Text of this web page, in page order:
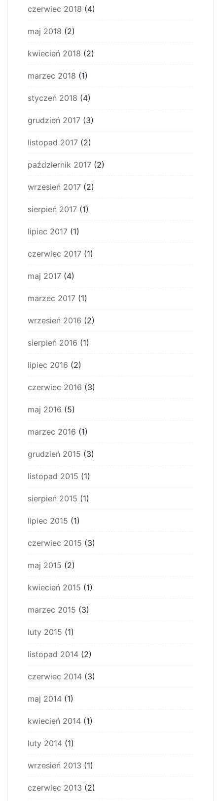
czerwiec 2018 (4)
maj 2018 (2)
kwiecień 2018 (2)
marzec 2018 (1)
styczeń 2018 (4)
grudzień 2017 (3)
listopad 2017 (2)
październik 2017 (2)
wrzesień 2017 (2)
sierpień 2017 (1)
lipiec 2017 (1)
czerwiec 2017 (1)
maj 2017 (4)
marzec 2017 (1)
wrzesień 2016 (2)
sierpień 2016 (1)
lipiec 2016 (2)
czerwiec 2016 (3)
maj 2016 (5)
marzec 2016 (1)
grudzień 2015 (3)
listopad 2015 (1)
sierpień 2015 (1)
lipiec 2015 (1)
czerwiec 2015 (3)
maj 2015 (2)
kwiecień 2015 (1)
marzec 2015 (3)
luty 2015 (1)
listopad 2014 (2)
czerwiec 2014 (3)
maj 2014 (1)
kwiecień 2014 (1)
luty 2014 (1)
wrzesień 2013 (1)
czerwiec 2013 (2)